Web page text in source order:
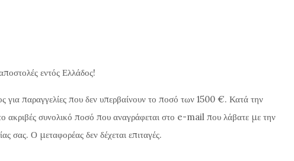
εντός Ελλάδος!
για παραγγελίες που δεν υπερβαίνουν το ποσό των 1500 €. Κατά την
ακριβές συνολικό ποσό που αναγράφεται στο e-mail που λάβατε με την
σας. Ο μεταφορέας δεν δέχεται επιταγές.